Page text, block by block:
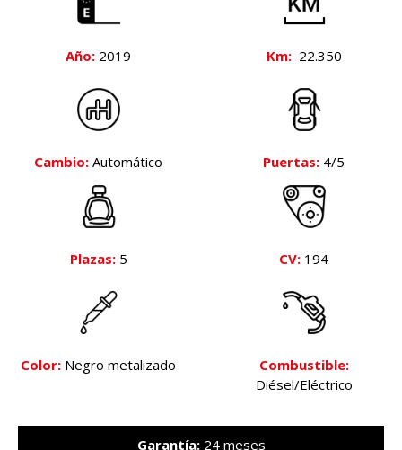
Año: 2019 Km: 22.350
Cambio: Automático Puertas: 4/5
Plazas:5 CV: 194
Color: Negro metalizado
Combustible:
Diésel/Eléctrico
Garantía:24 meses